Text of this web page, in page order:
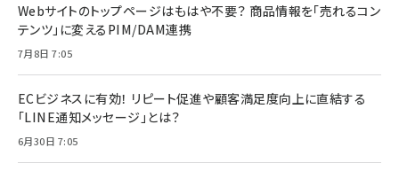
Webサイトのトップページはもはや不要？ 商品情報を「売れるコン
テンツ」に変えるPIM/DAM連携
7月8日 7:05
ECビジネスに有効！ リピート促進や顧客満足度向上に直結する
「LINE通知メッセージ」とは？
6月30日 7:05